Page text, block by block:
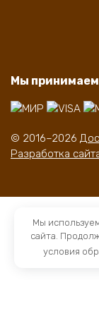
Мы принимаем
© 2016–2026
Разработка
Мы
сайта.
условия